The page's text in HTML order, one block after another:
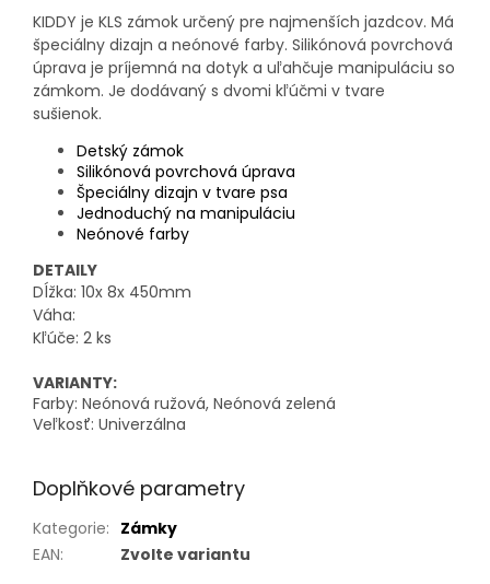
KIDDY je KLS zámok určený pre najmenších jazdcov. Má
špeciálny dizajn a neónové farby. Silikónová povrchová
úprava je príjemná na dotyk a uľahčuje manipuláciu so
zámkom. Je dodávaný s dvomi kľúčmi v tvare
sušienok.
Detský zámok
Silikónová povrchová úprava
Špeciálny dizajn v tvare psa
Jednoduchý na manipuláciu
Neónové farby
DETAILY
Dĺžka: 10x 8x 450mm
Váha:
Kľúče: 2 ks
VARIANTY:
Farby: Neónová ružová, Neónová zelená
Veľkosť: Univerzálna
Doplňkové parametry
Kategorie: Zámky
EAN: Zvolte variantu